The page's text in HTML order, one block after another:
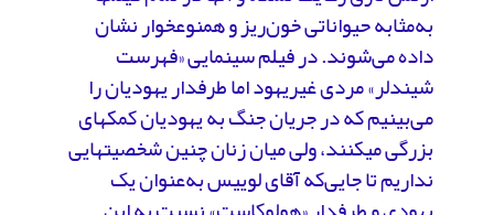
به‌مثابه حیواناتی خون‌ریز و هم­نوع­خوار نشان
داده می‌شوند. در فیلم سینمایی «فهرست
شیندلر» مردی غیریهود اما طرفدار یهودیان را
می‌بینیم که در جریان جنگ به یهودیان کمک­های
بزرگی می­کنند، ولی میان زنان چنین شخصیت­هایی
نداریم تا جایی‌که آقای لوییس به‌عنوان یک